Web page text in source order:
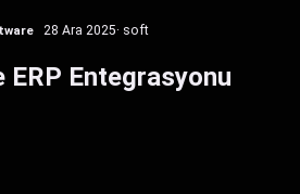
28 Ara 2025· soft
ERP Entegrasyonu